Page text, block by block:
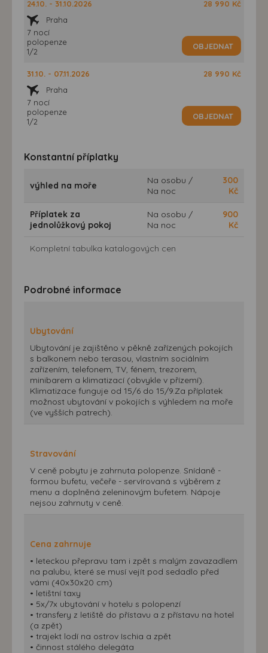
24.10. - 31.10.2026
Praha
7 nocí
polopenze
1/2
28 990 Kč
OBJEDNAT
31.10. - 07.11.2026
Praha
7 nocí
polopenze
1/2
28 990 Kč
OBJEDNAT
Konstantní příplatky
výhled na moře
Na osobu /
Na noc
300
Kč
Příplatek za
jednolůžkový pokoj
Na osobu /
Na noc
900
Kč
Kompletní tabulka katalogových cen
Podrobné informace
Ubytování
Ubytování je zajištěno v pěkně zařízených pokojích
s balkonem nebo terasou, vlastním sociálním
zařízením, telefonem, TV, fénem, trezorem,
minibarem a klimatizací (obvykle v přízemí).
Klimatizace funguje od 15/6 do 15/9.Za příplatek
možnost ubytování v pokojích s výhledem na moře
(ve vyšších patrech).
Stravování
V ceně pobytu je zahrnuta polopenze. Snídaně -
formou bufetu, večeře - servírovaná s výběrem z
menu a doplněná zeleninovým bufetem. Nápoje
nejsou zahrnuty v ceně.
Cena zahrnuje
• leteckou přepravu tam i zpět s malým zavazadlem
na palubu, které se musí vejít pod sedadlo před
vámi (40x30x20 cm)
• letištní taxy
• 5x/7x ubytování v hotelu s polopenzí
• transfery z letiště do přístavu a z přístavu na hotel
(a zpět)
• trajekt lodí na ostrov Ischia a zpět
• činnost stálého delegáta